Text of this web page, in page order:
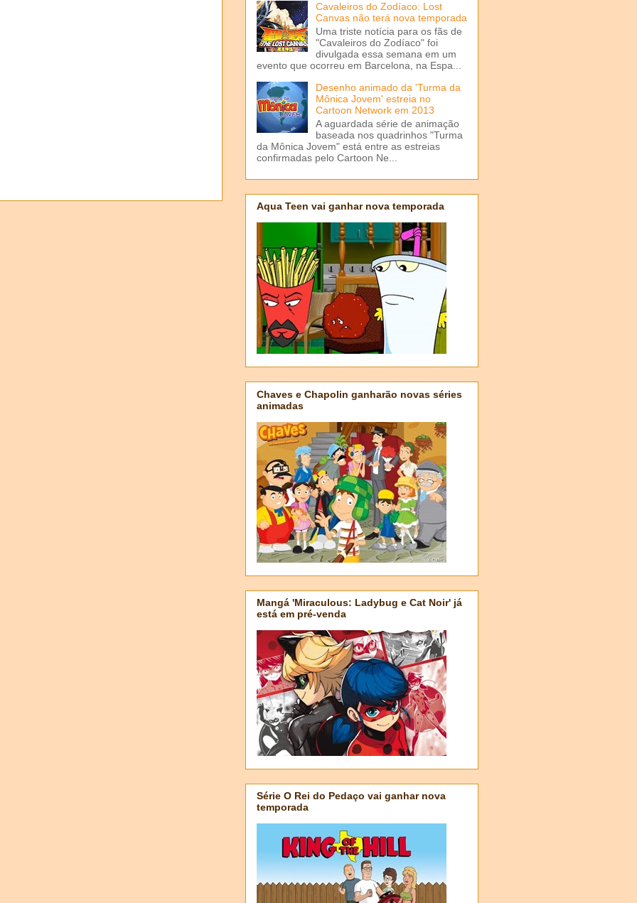
Cavaleiros do Zodíaco: Lost
Canvas não terá nova temporada
Uma triste notícia para os fãs de
"Cavaleiros do Zodíaco" foi
divulgada essa semana em um
evento que ocorreu em Barcelona, na Espa...
Desenho animado da 'Turma da
Mônica Jovem' estreia no
Cartoon Network em 2013
A aguardada série de animação
baseada nos quadrinhos "Turma
da Mônica Jovem" está entre as estreias
confirmadas pelo Cartoon Ne...
Aqua Teen vai ganhar nova temporada
Chaves e Chapolin ganharão novas séries
animadas
Mangá 'Miraculous: Ladybug e Cat Noir' já
está em pré-venda
Série O Rei do Pedaço vai ganhar nova
temporada